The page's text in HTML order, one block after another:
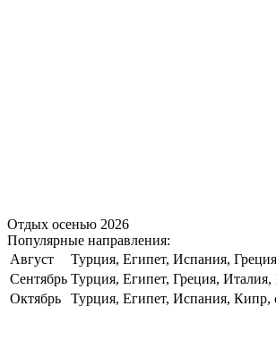
Отдых осенью 2026
Популярные направления:
Август
Турция, Египет, Испания,
Сентябрь Турция, Египет, Греция, Италия,
Октябрь
Турция, Египет, Испания,